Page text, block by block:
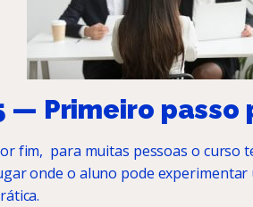
— Primeiro passo
fim, para muitas pessoas o curso
onde o aluno pode